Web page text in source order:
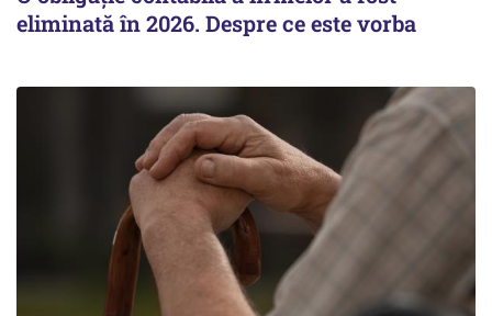
eliminată în 2026. Despre ce este vorba